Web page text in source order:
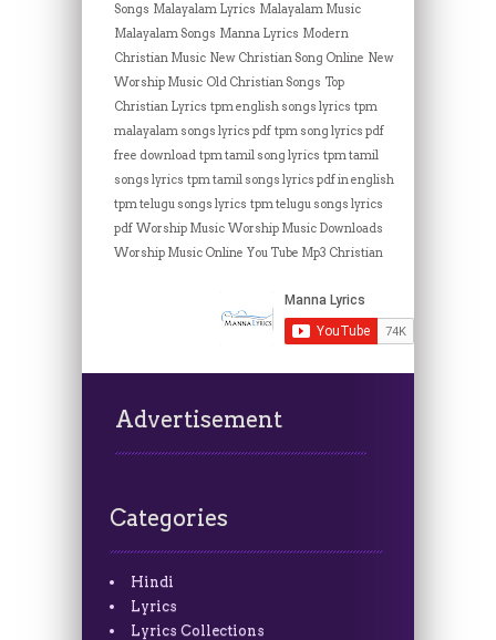
Songs Malayalam Lyrics Malayalam Music
Malayalam Songs Manna Lyrics Modern
Christian Music New Christian Song Online New
Worship Music Old Christian Songs Top
Christian Lyrics tpm english songs lyrics tpm
malayalam songs lyrics pdf tpm song lyrics pdf
free download tpm tamil song lyrics tpm tamil
songs lyrics tpm tamil songs lyrics pdf in english
tpm telugu songs lyrics tpm telugu songs lyrics
pdf Worship Music Worship Music Downloads
Worship Music Online You Tube Mp3 Christian
Advertisement
Categories
Hindi
Lyrics
Lyrics Collections